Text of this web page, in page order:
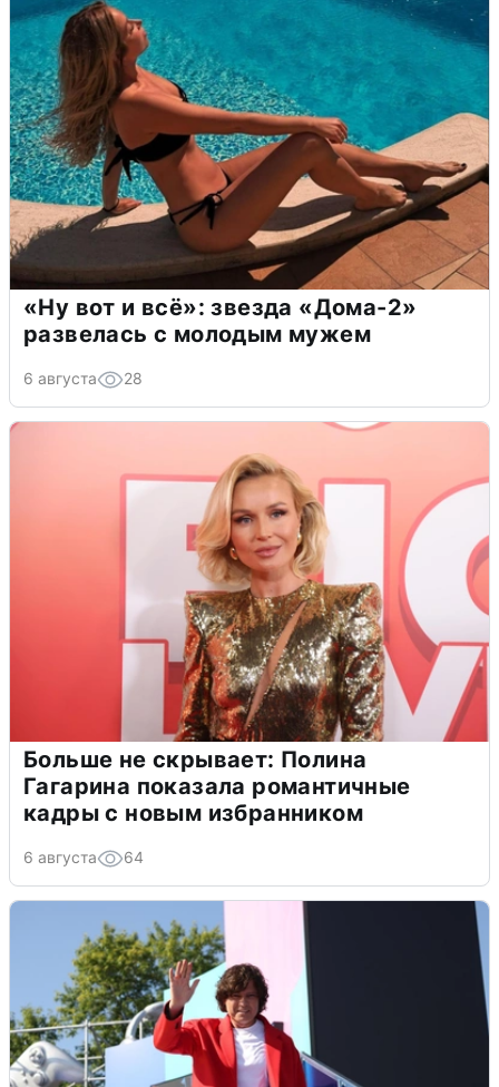
«Ну вот и всё»: звезда «Дома-2»
развелась с молодым мужем
6 августа 28
Больше не скрывает: Полина
Гагарина показала романтичные
кадры с новым избранником
6 августа 64